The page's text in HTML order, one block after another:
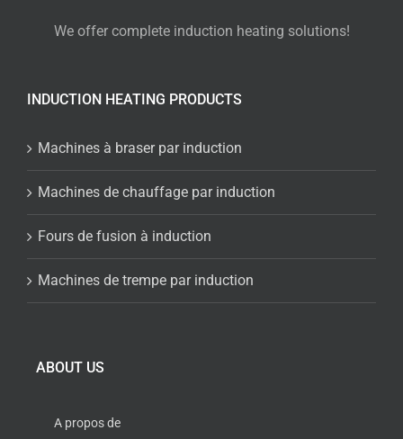
We offer complete induction heating solutions!
INDUCTION HEATING PRODUCTS
Machines à braser par induction
Machines de chauffage par induction
Fours de fusion à induction
Machines de trempe par induction
ABOUT US
A propos de